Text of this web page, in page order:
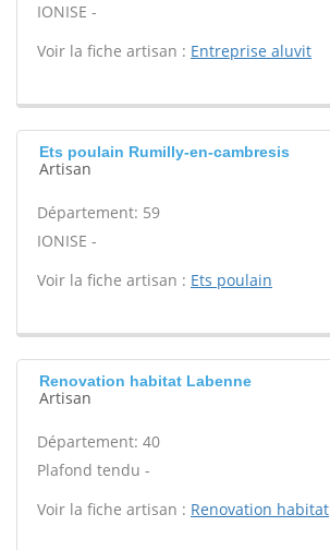
IONISE -
Voir la fiche artisan : Entreprise aluvit
Ets poulain Rumilly-en-cambresis
Artisan
Département: 59
IONISE -
Voir la fiche artisan : Ets poulain
Renovation habitat Labenne
Artisan
Département: 40
Plafond tendu -
Voir la fiche artisan : Renovation habitat